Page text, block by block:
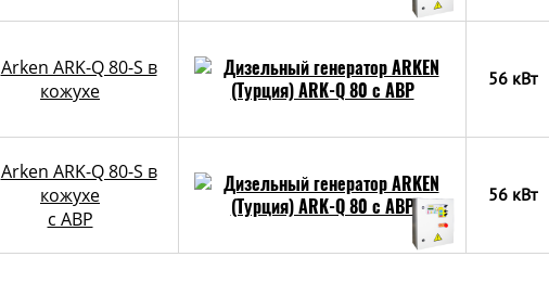
Arken ARK-Q 80-S в
кожухе
56 кВт
Arken ARK-Q 80-S в
кожухе
с АВР
56 кВт